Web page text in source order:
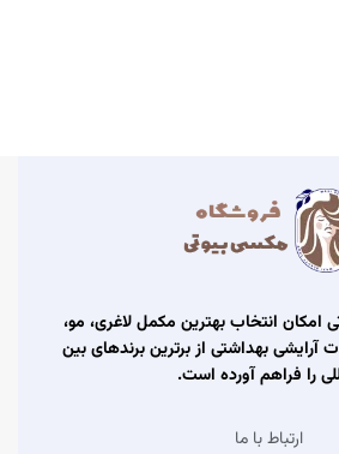
امکان انتخاب بهترین مکمل لاغری، مو،
بهداشتی از برترین برندهای بین
را فراهم آورده است.
ارتباط با ما